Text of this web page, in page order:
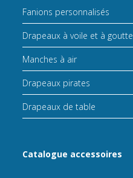
Fanions personnalisés
Drapeaux à voile et à goutte
Manches à air
Drapeaux pirates
Drapeaux de table
Catalogue accessoires